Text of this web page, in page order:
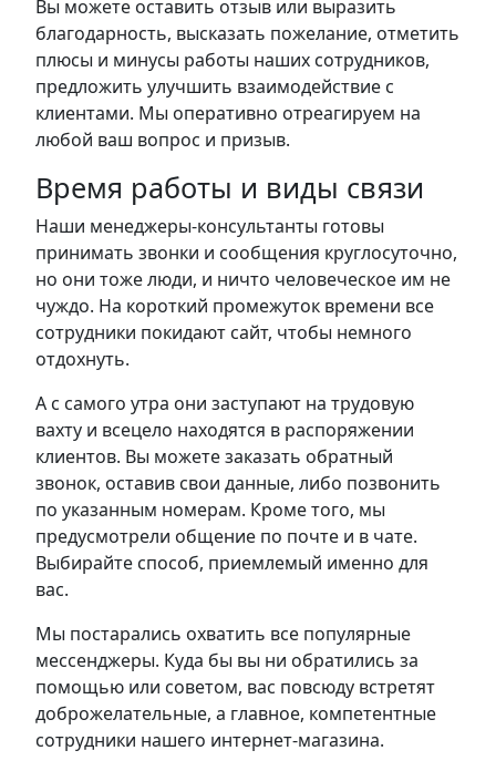
Вы можете оставить отзыв или выразить
благодарность, высказать пожелание, отметить
плюсы и минусы работы наших сотрудников,
предложить улучшить взаимодействие с
клиентами. Мы оперативно отреагируем на
любой ваш вопрос и призыв.
Время работы и виды связи
Наши менеджеры-консультанты готовы
принимать звонки и сообщения круглосуточно,
но они тоже люди, и ничто человеческое им не
чуждо. На короткий промежуток времени все
сотрудники покидают сайт, чтобы немного
отдохнуть.
А с самого утра они заступают на трудовую
вахту и всецело находятся в распоряжении
клиентов. Вы можете заказать обратный
звонок, оставив свои данные, либо позвонить
по указанным номерам. Кроме того, мы
предусмотрели общение по почте и в чате.
Выбирайте способ, приемлемый именно для
вас.
Мы постарались охватить все популярные
мессенджеры. Куда бы вы ни обратились за
помощью или советом, вас повсюду встретят
доброжелательные, а главное, компетентные
сотрудники нашего интернет-магазина.